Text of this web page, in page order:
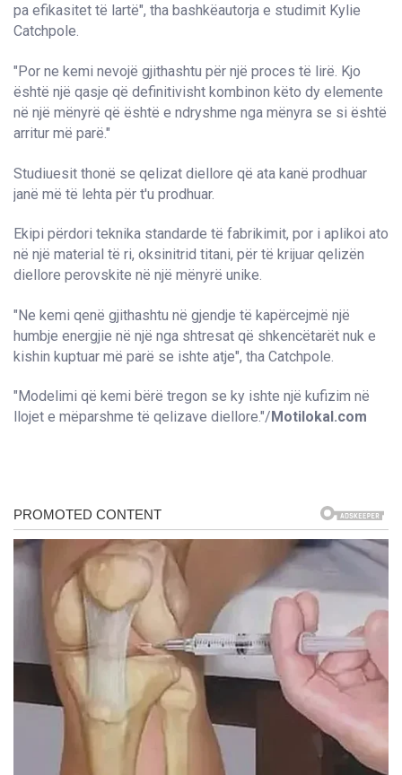
pa efikasitet të lartë", tha bashkëautorja e studimit Kylie
Catchpole.
"Por ne kemi nevojë gjithashtu për një proces të lirë. Kjo
është një qasje që definitivisht kombinon këto dy elemente
në një mënyrë që është e ndryshme nga mënyra se si është
arritur më parë."
Studiuesit thonë se qelizat diellore që ata kanë prodhuar
janë më të lehta për t'u prodhuar.
Ekipi përdori teknika standarde të fabrikimit, por i aplikoi ato
në një material të ri, oksinitrid titani, për të krijuar qelizën
diellore perovskite në një mënyrë unike.
"Ne kemi qenë gjithashtu në gjendje të kapërcejmë një
humbje energjie në një nga shtresat që shkencëtarët nuk e
kishin kuptuar më parë se ishte atje", tha Catchpole.
"Modelimi që kemi bërë tregon se ky ishte një kufizim në
llojet e mëparshme të qelizave diellore."/ Motilokal.com